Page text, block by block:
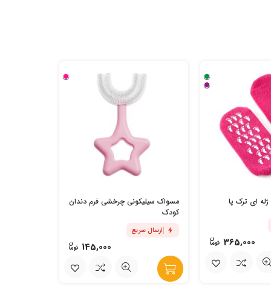
ای ترک پا
365,000
مسواک سیلیکونی چرخشی فرم دندان
کودک
ارسال سریع
145,000